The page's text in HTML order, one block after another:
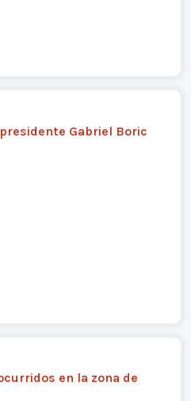
Gabriel Boric
en la zona de